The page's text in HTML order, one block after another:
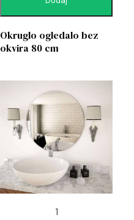
Okruglo ogledalo bez
okvira 80 cm